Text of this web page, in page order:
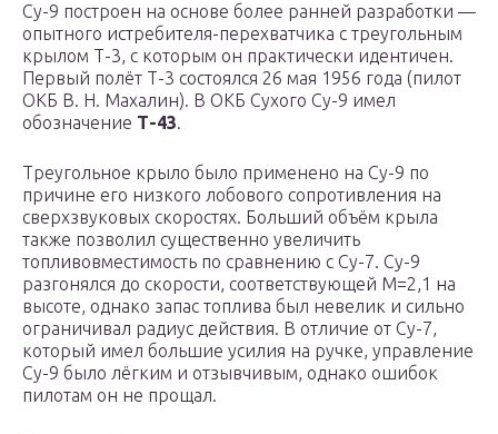
Су-9 построен на основе более ранней разработки —
опытного истребителя-перехватчика с треугольным
крылом Т-3, с которым он практически идентичен.
Первый полёт Т-3 состоялся 26 мая 1956 года (пилот
ОКБ В. Н. Махалин). В ОКБ Сухого Су-9 имел
обозначение Т-43.
Треугольное крыло было применено на Су-9 по
причине его низкого лобового сопротивления на
сверхзвуковых скоростях. Больший объём крыла
также позволил существенно увеличить
топливовместимость по сравнению с Су-7. Су-9
разгонялся до скорости, соответствующей М=2,1 на
высоте, однако запас топлива был невелик и сильно
ограничивал радиус действия. В отличие от Су-7,
который имел большие усилия на ручке, управление
Су-9 было лёгким и отзывчивым, однако ошибок
пилотам он не прощал.